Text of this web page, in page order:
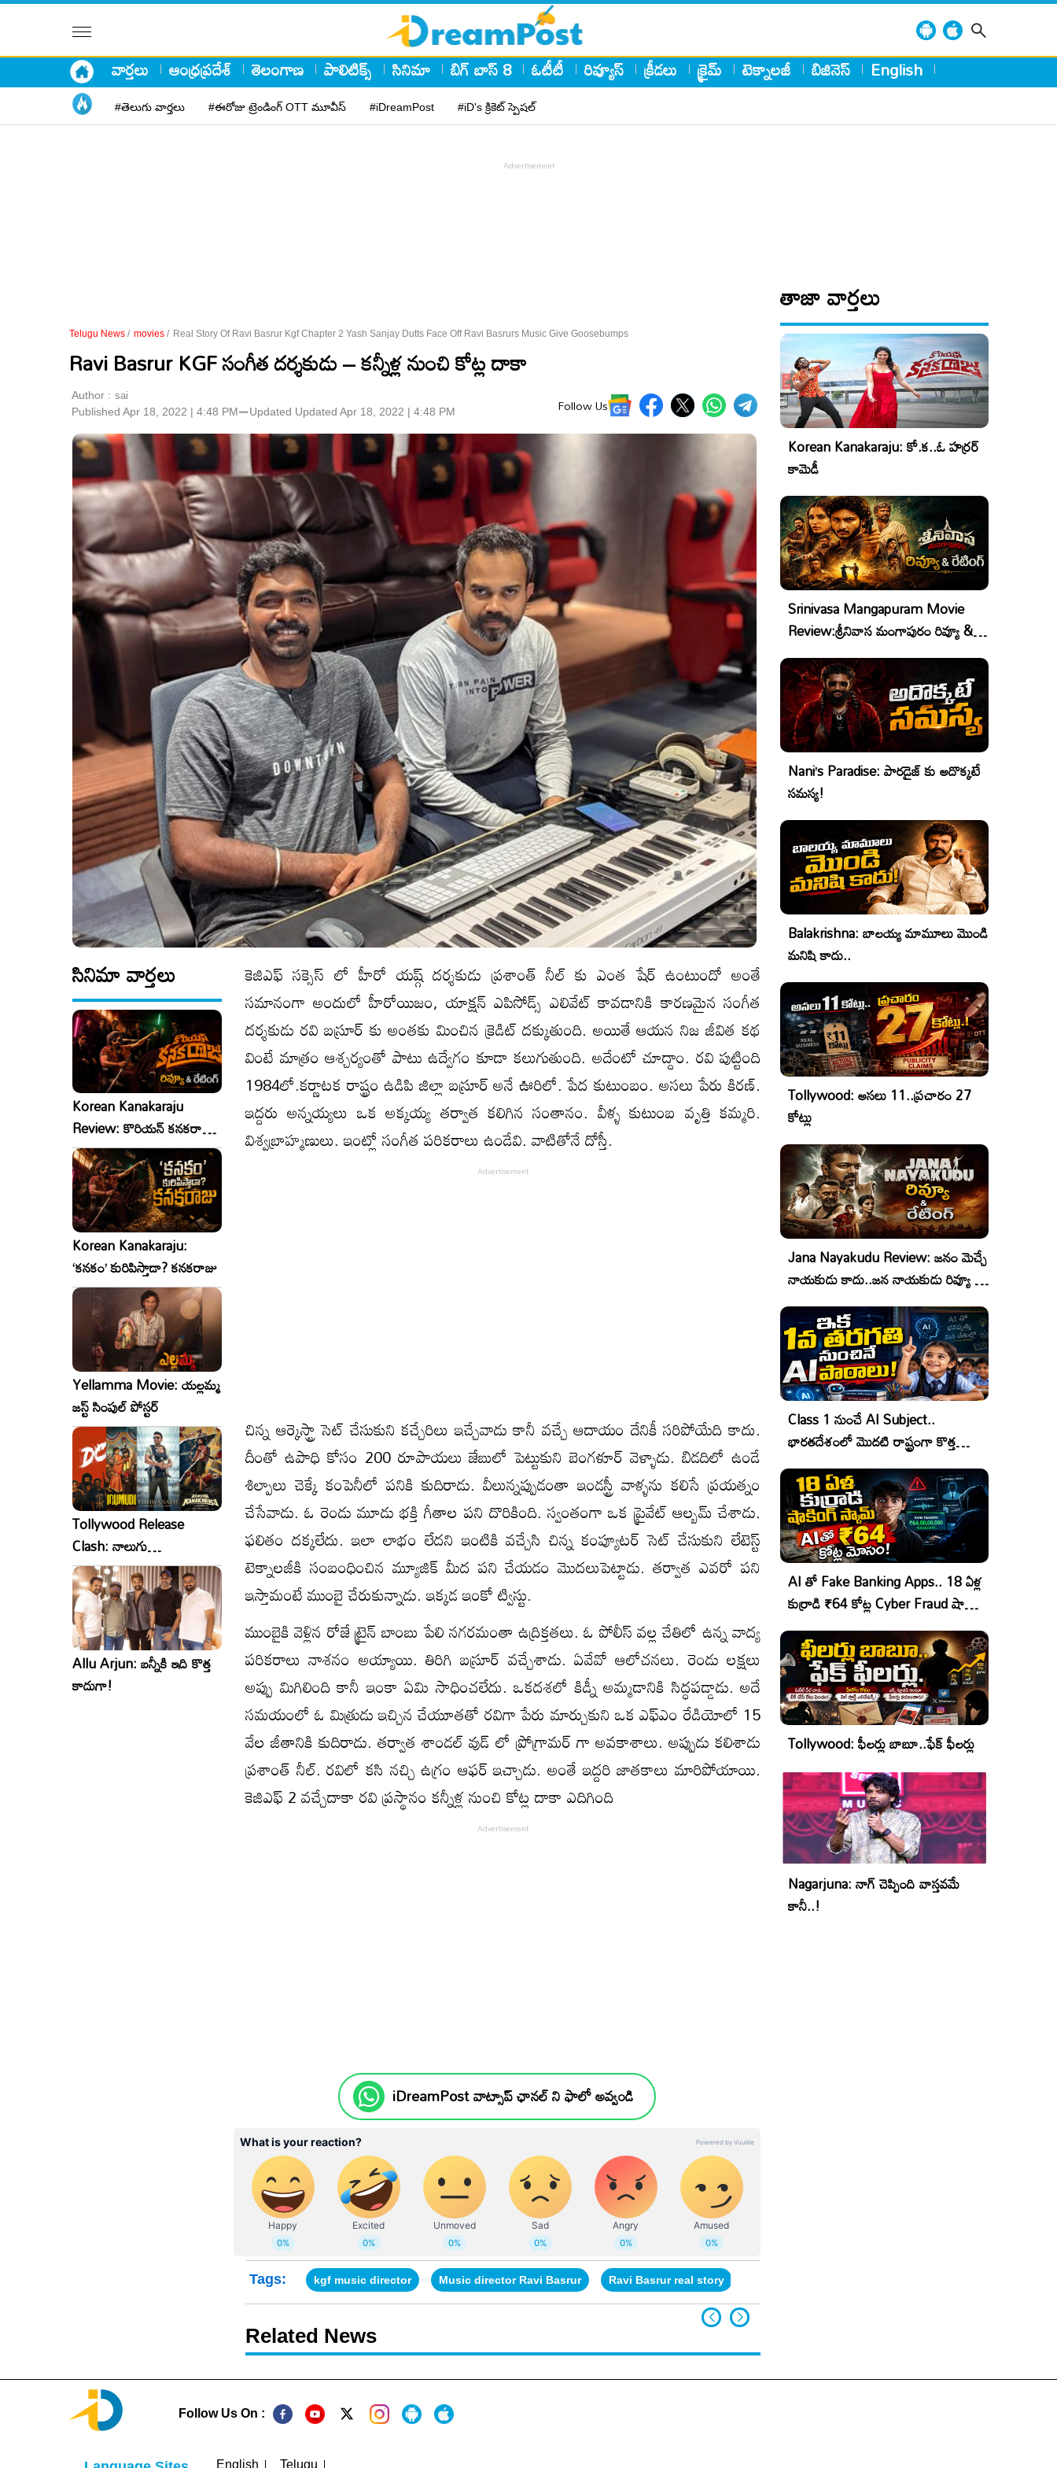
వార్తలు ఆంధ్రప్రదేశ్ తెలంగాణ పాలిటిక్స్ సినిమా బిగ్ బాస్ 8 ఓటీటీ రివ్యూస్ క్రీడలు క్రైమ్ టెక్నాలజీ బిజినెస్ English
#తెలుగు వార్తలు #ఈరోజు ట్రెండింగ్ OTT మూవీస్ #iDreamPost #iD's క్రికెట్ స్పెషల్
Telugu News / movies / Real Story Of Ravi Basrur Kgf Chapter 2 Yash Sanjay Dutts Face Off Ravi Basrurs Music Give Goosebumps
Ravi Basrur KGF సంగీత దర్శకుడు – కన్నీళ్ల నుంచి కోట్ల దాకా
Author : sai
Published Apr 18, 2022 | 4:48 PM⚊Updated Updated Apr 18, 2022 | 4:48 PM Follow Us
సినిమా వార్తలు
Korean Kanakaraju
Review: కొరియన్ కనకరాజు
రివ్యూ & రేటింగ్!
Korean Kanakaraju:
‘కనకం’ కురిపిస్తాడా? కనకరాజు
Yellamma Movie: యల్లమ్మ
జస్ట్ సింపుల్ పోస్టర్
Tollywood Release
Clash: నాలుగు
సినిమాలు..ఒకేసారి..ఎందుకో?
Allu Arjun: బన్నీకి ఇది కొత్త
కాదుగా!
కెజిఎఫ్ సక్సెస్ లో హీరో యష్గ్ దర్శకుడు ప్రశాంత్ నీల్ కు ఎంత షేర్ ఉంటుందో అంతే
సమానంగా అందులో హీరోయిజం, యాక్షన్ ఎపిసోడ్స్ ఎలివేట్ కావడానికి కారణమైన సంగీత
దర్శకుడు రవి బస్రూర్ కు అంతకు మించిన క్రెడిట్ దక్కుతుంది. అయితే ఆయన నిజ జీవిత కథ
వింటే మాత్రం ఆశ్చర్యంతో పాటు ఉద్వేగం కూడా కలుగుతుంది. అదేంటో చూద్దాం. రవి పుట్టింది
1984లో.కర్ణాటక రాష్ట్రం ఉడిపి జిల్లా బస్రూర్ అనే ఊరిలో. పేద కుటుంబం. అసలు పేరు కిరణ్.
ఇద్దరు అన్నయ్యలు ఒక అక్కయ్య తర్వాత కలిగిన సంతానం. వీళ్ళ కుటుంబ వృత్తి కమ్మరి.
విశ్వబ్రాహ్మణులు. ఇంట్లో సంగీత పరికరాలు ఉండేవి. వాటితోనే దోస్తీ.
చిన్న ఆర్కెస్ట్రా సెట్ చేసుకుని కచ్చేరిలు ఇచ్చేవాడు కానీ వచ్చే ఆదాయం దేనికీ సరిపోయేది కాదు.
దీంతో ఉపాధి కోసం 200 రూపాయలు జేబులో పెట్టుకుని బెంగళూర్ వెళ్ళాడు. బిడదిలో ఉండే
శిల్పాలు చెక్కే కంపెనీలో పనికి కుదిరాడు. వీలున్నప్పుడంతా ఇండస్ట్రీ వాళ్ళను కలిసే ప్రయత్నం
చేసేవాడు. ఓ రెండు మూడు భక్తి గీతాల పని దొరికింది. స్వంతంగా ఒక ప్రైవేట్ ఆల్బమ్ చేశాడు.
ఫలితం దక్కలేదు. ఇలా లాభం లేదని ఇంటికి వచ్చేసి చిన్న కంప్యూటర్ సెట్ చేసుకుని లేటెస్ట్
టెక్నాలజీకి సంబంధించిన మ్యూజిక్ మీద పని చేయడం మొదలుపెట్టాడు. తర్వాత ఎవరో పని
ఇస్తామంటే ముంబై చేరుకున్నాడు. ఇక్కడ ఇంకో ట్విస్టు.
ముంబైకి వెళ్లిన రోజే ట్రైన్ బాంబు పేలి నగరమంతా ఉద్రిక్తతలు. ఓ పోలీస్ వల్ల చేతిలో ఉన్న వాద్య
పరికరాలు నాశనం అయ్యాయి. తిరిగి బస్రూర్ వచ్చేశాడు. ఏవేవో ఆలోచనలు. రెండు లక్షలు
అప్పు మిగిలింది కానీ ఇంకా ఏమి సాధించలేదు. ఒకదశలో కిడ్నీ అమ్మడానికి సిద్ధపడ్డాడు. అదే
సమయంలో ఓ మిత్రుడు ఇచ్చిన చేయూతతో రవిగా పేరు మార్చుకుని ఒక ఎఫ్ఎం రేడియోలో 15
వేల జీతానికి కుదిరాడు. తర్వాత శాండల్ వుడ్ లో ప్రోగ్రామర్ గా అవకాశాలు. అప్పుడు కలిశాడు
ప్రశాంత్ నీల్. రవిలో కసి నచ్చి ఉగ్రం ఆఫర్ ఇచ్చాడు. అంతే ఇద్దరి జాతకాలు మారిపోయాయి.
కెజిఎఫ్ 2 వచ్చేదాకా రవి ప్రస్థానం కన్నీళ్ల నుంచి కోట్ల దాకా ఎదిగింది
iDreamPost వాట్సాప్ ఛానల్ ని ఫాలో అవ్వండి
Tags: kgf music director Music director Ravi Basrur Ravi Basrur real story
Related News
తాజా వార్తలు
Korean Kanakaraju: కో.క..ఓ హర్రర్
కామెడీ
Srinivasa Mangapuram Movie
Review:శ్రీనివాస మంగాపురం రివ్యూ &
రేటింగ్
Nani’s Paradise: పారడైజ్ కు అదొక్కటే
సమస్య!
Balakrishna: బాలయ్య మామూలు మొండి
మనిషి కాదు..
Tollywood: అసలు 11..ప్రచారం 27
కోట్లు
Jana Nayakudu Review: జనం మెచ్చే
నాయకుడు కాదు..జన నాయకుడు రివ్యూ &
రేటింగ్!
Class 1 నుంచే AI Subject..
భారతదేశంలో మొదటి రాష్ట్రంగా కొత్త
చరిత్ర!
AI తో Fake Banking Apps.. 18 ఏళ్ల
కుర్రాడి ₹64 కోట్ల Cyber Fraud షాకింగ్
ఆపరేషన్!
Tollywood: ఫీలర్లు బాబూ..ఫేక్ ఫీలర్లు
Nagarjuna: నాగ్ చెప్పింది వాస్తవమే
కానీ..!
Follow Us On :
English Telugu